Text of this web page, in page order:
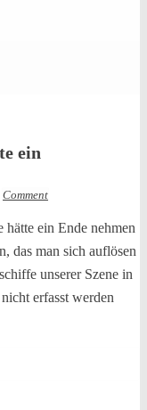
ein
Comment
ein Ende nehmen
das man sich auflösen
unserer Szene in
erfasst werden